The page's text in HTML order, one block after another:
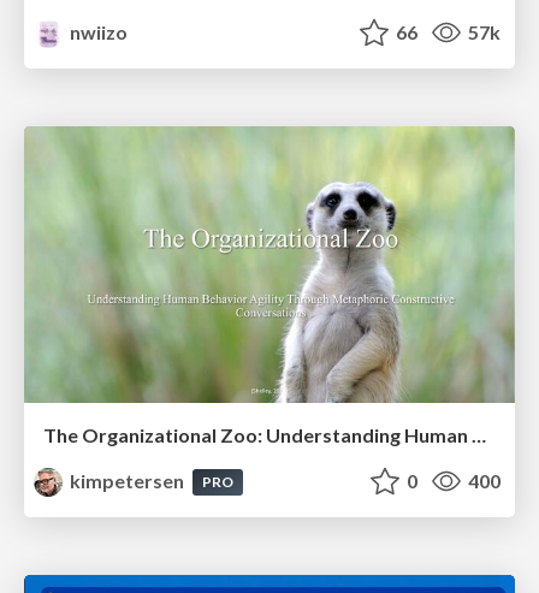
nwiizo
66 57k
The Organizational Zoo: Understanding Human Behavior Agility Through Metaphoric Constructive Conversations (based on the works of Arthur Shelley, Ph.D)
kimpetersen
PRO 0 400